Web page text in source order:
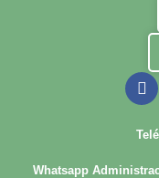
Te
Whatsapp